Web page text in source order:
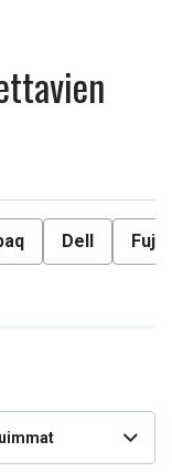
Dell